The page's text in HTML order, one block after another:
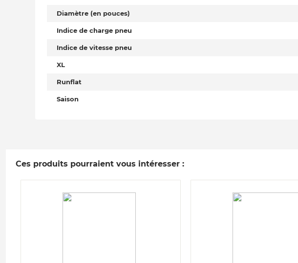
Diamètre (en pouces)
Indice de charge pneu
Indice de vitesse pneu
XL
Runflat
Saison
Ces produits pourraient vous intéresser :